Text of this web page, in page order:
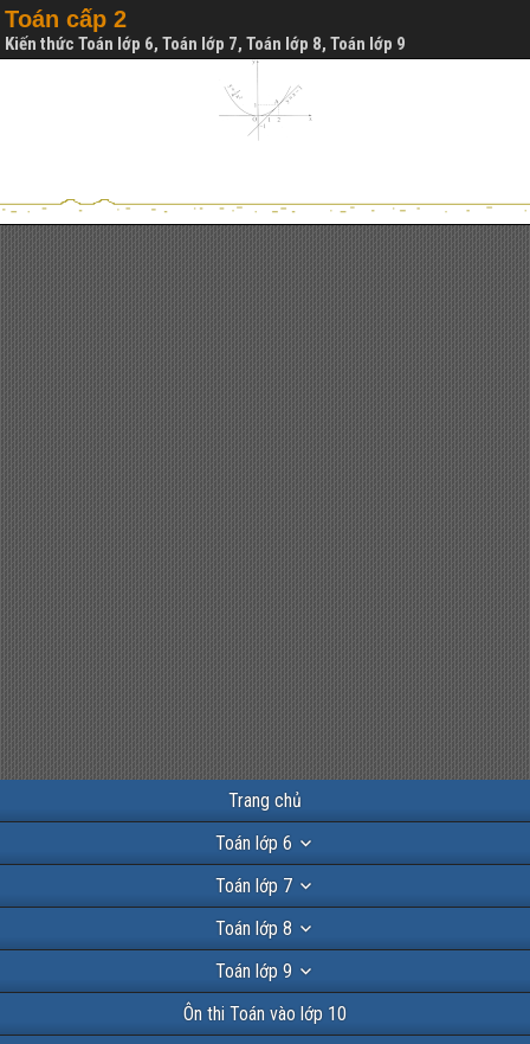
Toán cấp 2
Kiến thức Toán lớp 6, Toán lớp 7, Toán lớp 8, Toán lớp 9
Trang chủ
Toán lớp 6
Toán lớp 7
Toán lớp 8
Toán lớp 9
Ôn thi Toán vào lớp 10